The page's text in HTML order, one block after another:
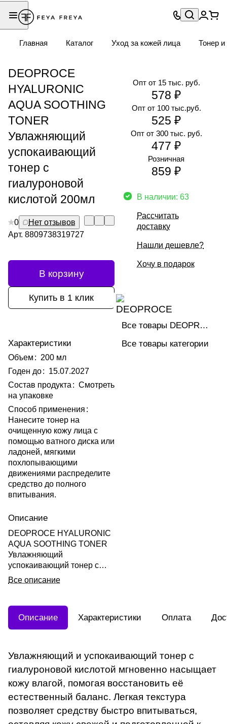
Главная Каталог Уход за кожей лица Тонер и
DEOPROCE
HYALURONIC
AQUA SOOTHING
TONER
Увлажняющий
успокаивающий
тонер с
гиалуроновой
кислотой 200мл
0
Нет отзывов
Арт. 8809738319727
В корзину
Купить в 1 клик
Характеристики
Объем : 200 мл
Годен до: 15.07.2027
Состав продукта : Смотреть
на упаковке
Способ применения :
Нанесите тонер на
очищенную кожу лица с
помощью ватного диска или
ладоней, мягкими
похлопывающими
движениями распределите
средство до полного
впитывания.
Описание
DEOPROCE HYALURONIC
AQUA SOOTHING TONER
Увлажняющий
успокаивающий тонер с
гиалуроновой кислотой
200мл
Все описание
Опт от 300 тыс. руб.
477 ₽
Опт от 15 тыс. руб.
578 ₽
Опт от 100 тыс.руб.
525 ₽
Розничная
859 ₽
В наличии: 63
Рассчитать
доставку
Нашли дешевле?
Хочу в подарок
Все товары DEOPROCE
Все товары категории
Описание Характеристики Оплата
Увлажняющий и успокаивающий тонер с
гиалуроновой кислотой мгновенно насыщает
кожу влагой, помогая восстановить её
естественный баланс. Легкая текстура
позволяет средству быстро впитываться,